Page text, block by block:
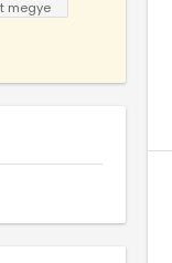
megye